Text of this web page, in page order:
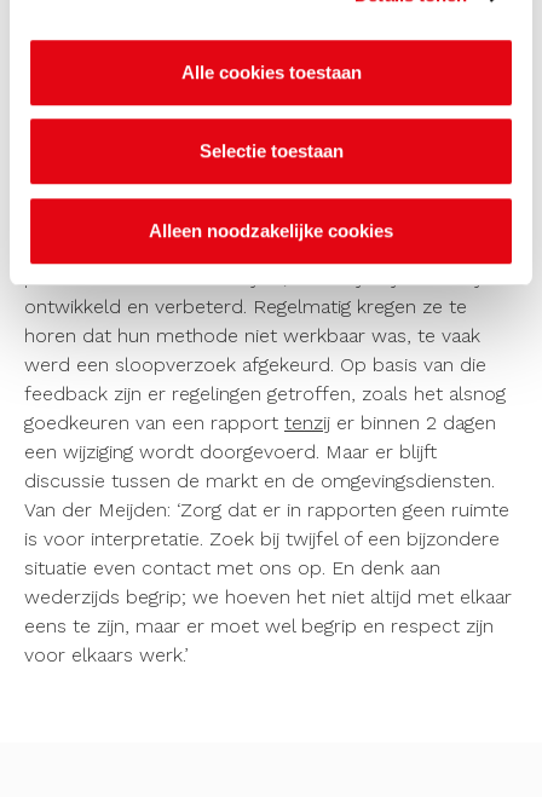
Alle cookies toestaan
Selectie toestaan
Alleen noodzakelijke cookies
omgevingsdiensten
Na een korte koffiebreak was het tijd voor de
omgevingsdiensten van de provincie Noord-Brabant.
Geert-Jan van der Meijden (ODBN), Emmely Mulder
(OMWB) en Jordi de Ruijter (ODZOB) betraden het
ontwikkeld en verbeterd. Regelmatig kregen ze te
horen dat hun methode niet werkbaar was, te vaak
werd een sloopverzoek afgekeurd. Op basis van die
feedback zijn er regelingen getroffen, zoals het alsnog
goedkeuren van een rapport tenzij er binnen 2 dagen
een wijziging wordt doorgevoerd. Maar er blijft
discussie tussen de markt en de omgevingsdiensten.
Van der Meijden: ‘Zorg dat er in rapporten geen ruimte
is voor interpretatie. Zoek bij twijfel of een bijzondere
situatie even contact met ons op. En denk aan
wederzijds begrip; we hoeven het niet altijd met elkaar
eens te zijn, maar er moet wel begrip en respect zijn
voor elkaars werk.’